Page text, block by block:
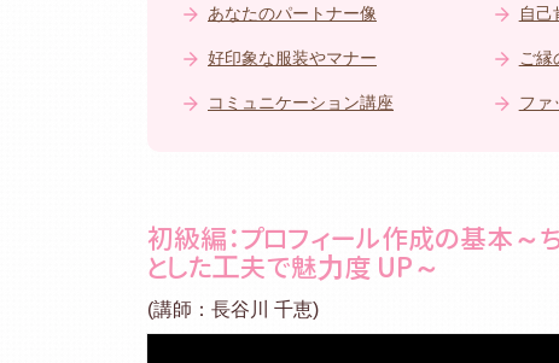
あなたのパートナー像 自己
好印象な服装やマナー ご縁
コミュニケーション講座 ファ
初級編：プロフィール作成の基本～
とした⼯夫で魅⼒度 UP～
(講師：⻑⾕川 千恵)